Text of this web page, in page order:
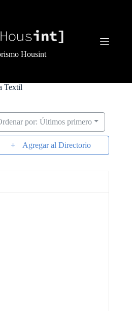
Housint
Textil
por: Últimos primero
Agregar al Directorio